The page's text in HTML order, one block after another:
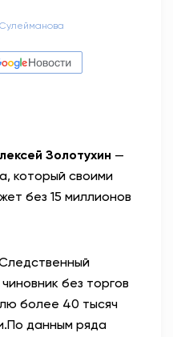
Золотухин —
который своими
без 15 миллионов
без торгов
более 40 тысяч
По данным ряда